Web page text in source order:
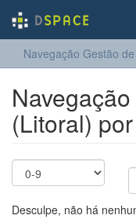
Navegação Gestão
(Litoral)
Desculpe, não há